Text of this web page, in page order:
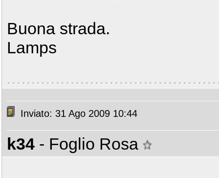
Buona strada.
Lamps
Inviato: 31 Ago 2009 10:44
k34 - Foglio Rosa